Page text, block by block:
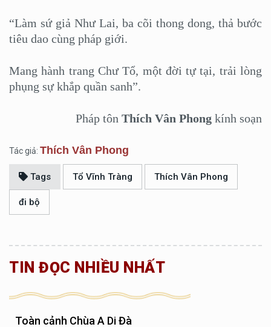
“Làm sứ giả Như Lai, ba cõi thong dong, thả bước
tiêu dao cùng pháp giới.
Mang hành trang Chư Tổ, một đời tự tại, trải lòng
phụng sự khắp quần sanh”.
Pháp tôn Thích Vân Phong kính soạn
Tác giả: Thích Vân Phong
Tags Tổ Vĩnh Tràng Thích Vân Phong
đi bộ
TIN ĐỌC NHIỀU NHẤT
Toàn cảnh Chùa A Di Đà